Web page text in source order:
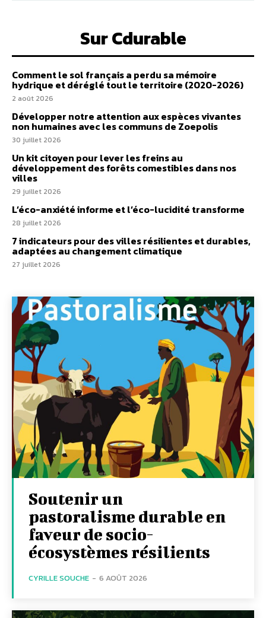
Sur Cdurable
Comment le sol français a perdu sa mémoire
hydrique et déréglé tout le territoire (2020-2026)
2 août 2026
Développer notre attention aux espèces vivantes
non humaines avec les communs de Zoepolis
30 juillet 2026
Un kit citoyen pour lever les freins au
développement des forêts comestibles dans nos
villes
29 juillet 2026
L’éco-anxiété informe et l’éco-lucidité transforme
28 juillet 2026
7 indicateurs pour des villes résilientes et durables,
adaptées au changement climatique
27 juillet 2026
Soutenir un
pastoralisme durable en
faveur de socio-
écosystèmes résilients
CYRILLE SOUCHE - 6 AOÛT 2026